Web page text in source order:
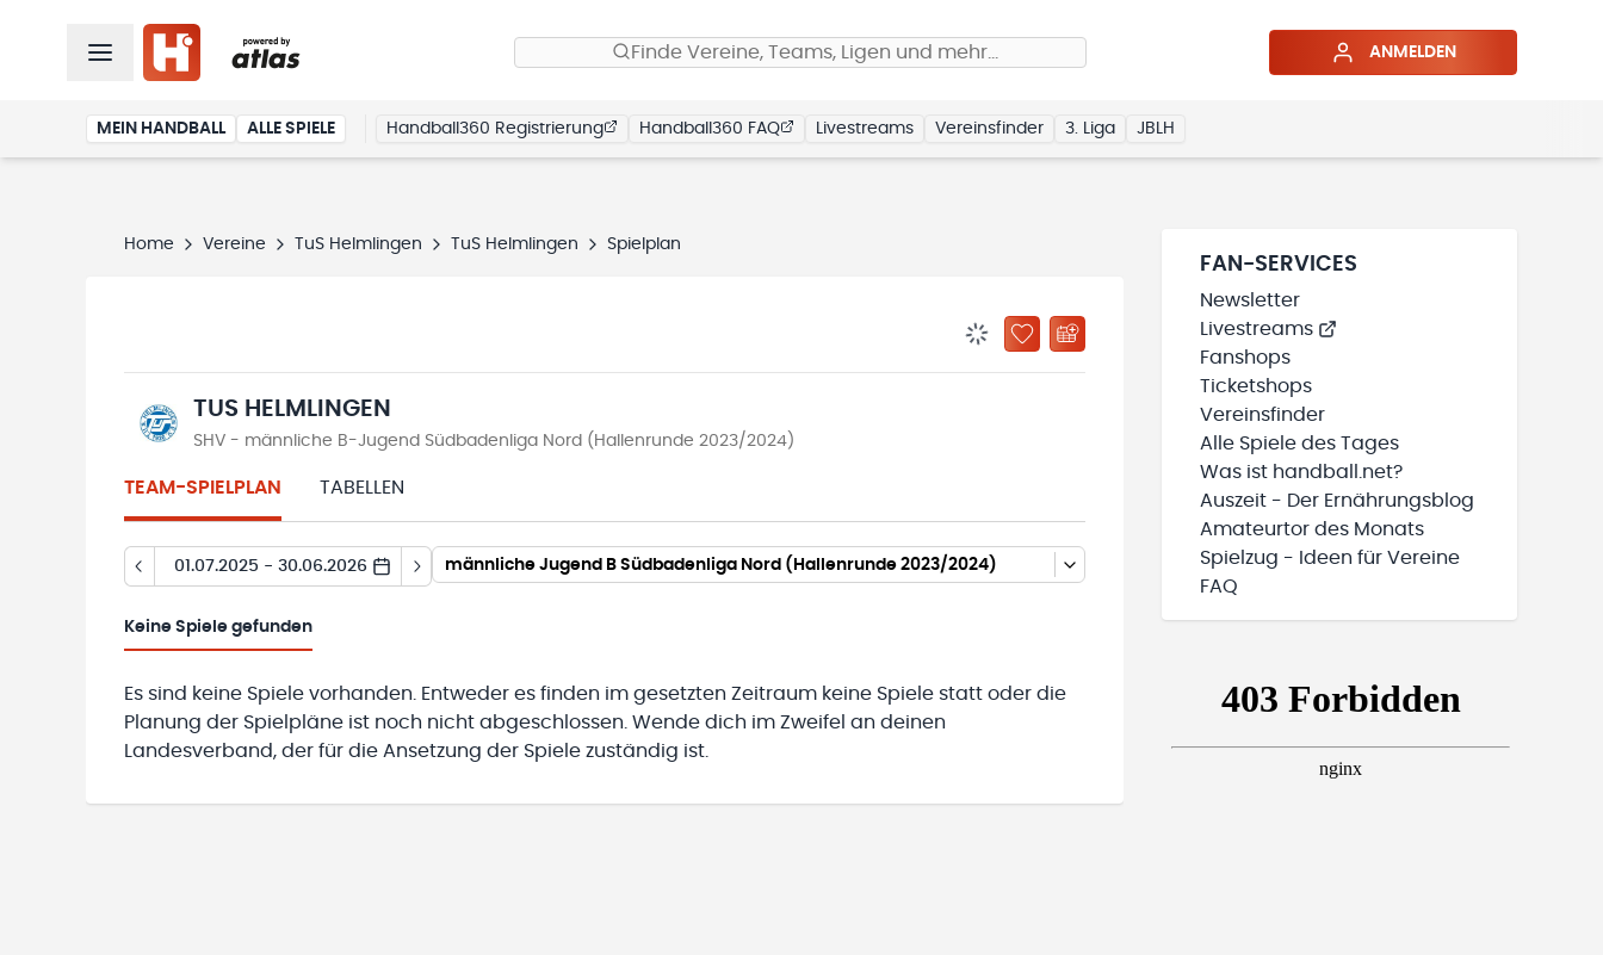
Finde Vereine, Teams, Ligen und mehr… ANMELDEN
MEIN HANDBALL ALLE SPIELE Handball360 Registrierung Handball360 FAQ Livestreams Vereinsfinder 3. Liga JBLH
Home Vereine TuS Helmlingen TuS Helmlingen Spielplan
BENACHRICHTIGUNGSSTATUS WIRD GELADEN
ZU „MEINE TEAMS“ HINZUFÜGEN
TUS HELMLINGEN
SHV - männliche B-Jugend Südbadenliga Nord (Hallenrunde 2023/2024)
TEAM-SPIELPLAN TABELLEN
01.07.2025 - 30.06.2026 männliche Jugend B Südbadenliga Nord (Hallenrunde 2023/2024)
Keine Spiele gefunden
Es sind keine Spiele vorhanden. Entweder es finden im gesetzten Zeitraum keine Spiele statt oder die
Planung der Spielpläne ist noch nicht abgeschlossen. Wende dich im Zweifel an deinen
Landesverband, der für die Ansetzung der Spiele zuständig ist.
FAN-SERVICES
Newsletter
Livestreams
Fanshops
Ticketshops
Vereinsfinder
Alle Spiele des Tages
Was ist handball.net?
Auszeit - Der Ernährungsblog
Amateurtor des Monats
Spielzug - Ideen für Vereine
FAQ